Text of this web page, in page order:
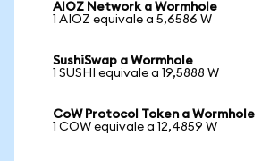
AIOZ Network a Wormhole
1 AIOZ equivale a 5,6586 W
SushiSwap a Wormhole
1 SUSHI equivale a 19,5888 W
CoW Protocol Token a Wormhole
1 COW equivale a 12,4859 W